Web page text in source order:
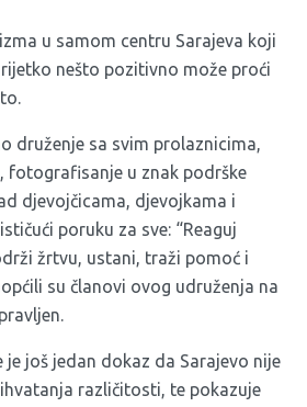
u samom centru Sarajeva koji
nešto pozitivno može proći
druženje sa svim prolaznicima,
fotografisanje u znak podrške
djevojčicama, djevojkama i
poruku za sve: “Reaguj
žrtvu, ustani, traži pomoć i
su članovi ovog udruženja na
je još jedan dokaz da Sarajevo nije
različitosti, te pokazuje